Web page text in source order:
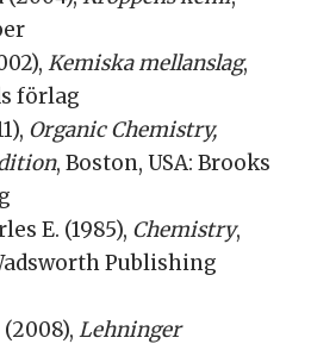
Kemiska mellanslag,
förlag
Organic Chemistry,
, Boston, USA: Brooks
E. (1985), Chemistry,
Publishing
Lehninger